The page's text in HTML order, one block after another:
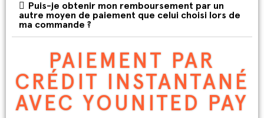
Puis-je obtenir mon remboursement par un
autre moyen de paiement que celui choisi lors de
ma commande ?
PAIEMENT PAR
CRÉDIT INSTANTANÉ
AVEC YOUNITED PAY